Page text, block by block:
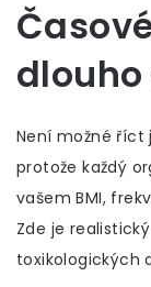
dlouho
Není možné říct
protože každý
vašem BMI,
Zde je
toxikologických